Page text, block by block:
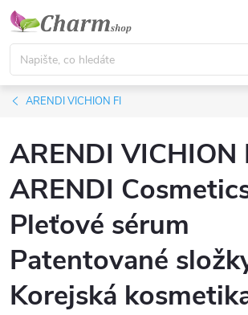
Přejít
obsah
ARENDI VICHION FI
ARENDI VICHION
ARENDI
Pleťové sérum
Patentované
Korejská